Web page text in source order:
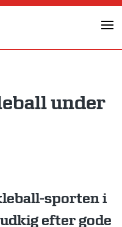
under
sporten i
efter gode